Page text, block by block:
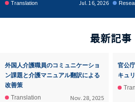
Translation Jul. 16, 2026
最新記事
外国人介護職員のコミュニケーショ
ン課題と介護マニュアル翻訳による
改善策
Translation
Nov. 28, 2025
官公
キュ